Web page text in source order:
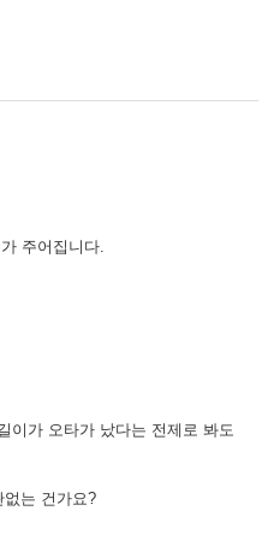
주어집니다.
이가 오타가 났다는 전제로 봐도
는 건가요?